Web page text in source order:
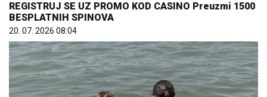
REGISTRUJ SE UZ PROMO KOD CASINO Preuzmi 1500
BESPLATNIH SPINOVA
20. 07. 2026 08:04